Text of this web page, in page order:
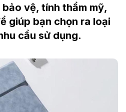
vệ, tính thẩm mỹ,
giúp bạn chọn ra loại
cầu sử dụng.